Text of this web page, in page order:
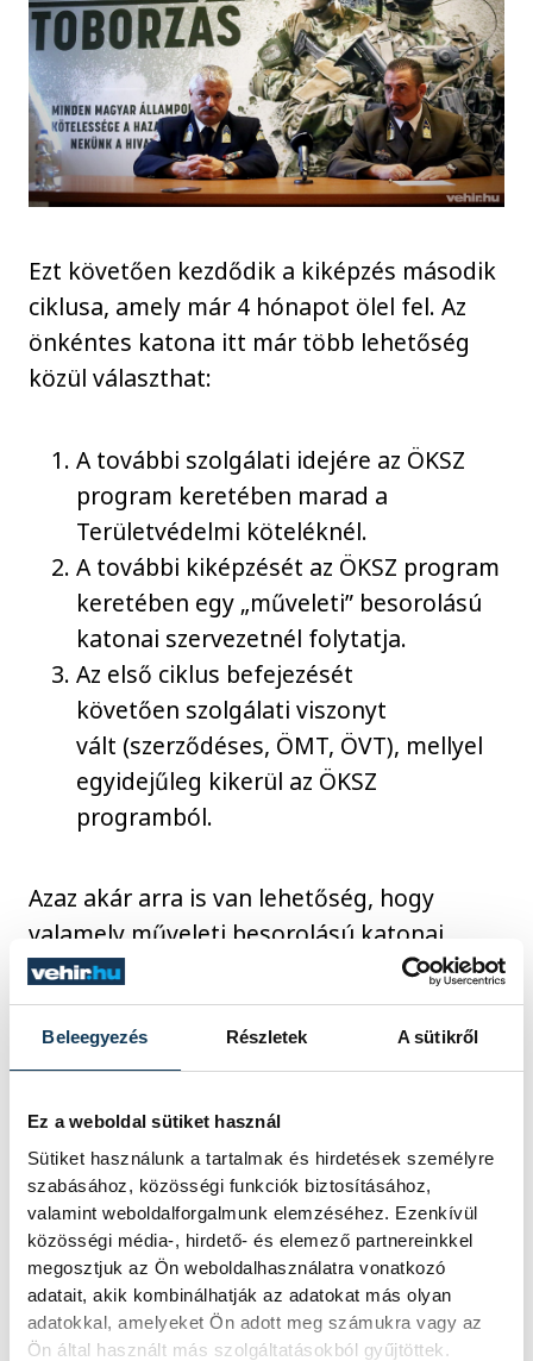
Beleegyezés Részletek A sütikről
Ez a weboldal sütiket használ
Sütiket használunk a tartalmak és hirdetések személyre
szabásához, közösségi funkciók biztosításához,
valamint weboldalforgalmunk elemzéséhez. Ezenkívül
közösségi média-, hirdető- és elemező partnereinkkel
megosztjuk az Ön weboldalhasználatra vonatkozó
adatait, akik kombinálhatják az adatokat más olyan
adatokkal, amelyeket Ön adott meg számukra vagy az
Ön által használt más szolgáltatásokból gyűjtöttek.
Ezt követően kezdődik a kiképzés második
ciklusa, amely már 4 hónapot ölel fel. Az
önkéntes katona itt már több lehetőség
közül választhat:
A további szolgálati idejére az ÖKSZ
program keretében marad a
Területvédelmi köteléknél.
A további kiképzését az ÖKSZ program
keretében egy „műveleti” besorolású
katonai szervezetnél folytatja.
Az első ciklus befejezését
követően szolgálati viszonyt
vált (szerződéses, ÖMT, ÖVT), mellyel
egyidejűleg kikerül az ÖKSZ
programból.
Azaz akár arra is van lehetőség, hogy
valamely műveleti besorolású katonai
szervezetnél folytatja, ahol különböző
katonai szakterületek tudományában és
képességeiben mélyedhet el. Ilyen például
az ejtőernyős kiképzés, búvár kiképzés,
speciális lövész kiképzés, vagy éppen a
különleges katonai gépjármű, harcjármű,
munkagép vezetésére és kezelésére
történő felkészítés. Ezen kívül a veszprémi
"Sziklában" is van lehetőség elhelyezkedni
annak, aki a speciális területet érzi
magához közelebbinek.